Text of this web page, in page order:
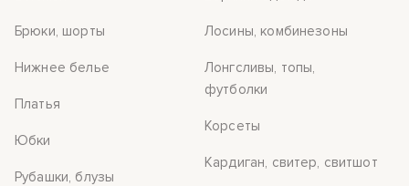
Брюки, шорты
Нижнее белье
Платья
Юбки
Рубашки, блузы
Лосины, комбинезоны
Лонгсливы, топы,
футболки
Корсеты
Кардиган, свитер, свитшот